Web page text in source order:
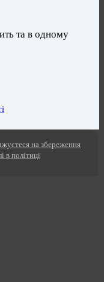
та в одному
на збереження
в політиці